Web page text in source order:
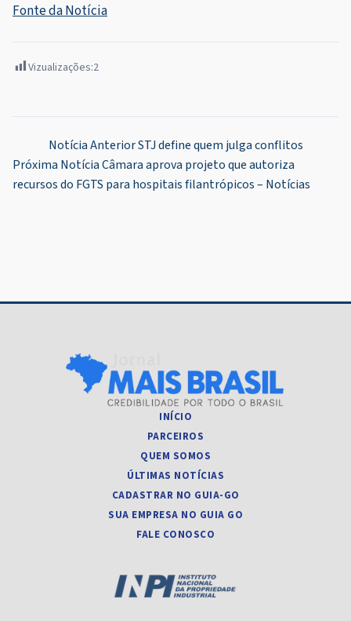
Fonte da Notícia
Vizualizações:2
Navegação
de
Notícia AnteriorSTJ define quem julga conflitos
Próxima NotíciaCâmara aprova projeto que autoriza
recursos do FGTS para hospitais filantrópicos – Notícias
INÍCIO
PARCEIROS
QUEM SOMOS
ÚLTIMAS NOTÍCIAS
CADASTRAR NO GUIA-GO
SUA EMPRESA NO GUIA GO
FALE CONOSCO